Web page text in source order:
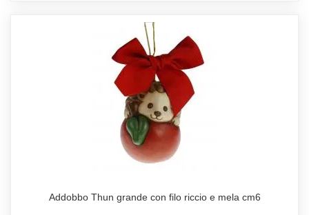
Addobbo Thun grande con filo riccio e mela cm6